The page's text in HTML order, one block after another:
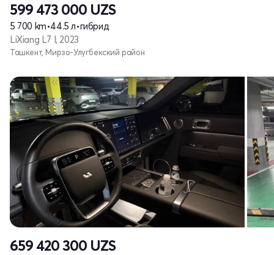
599 473 000 UZS
5 700 km•44.5 л•гибрид
LiXiang L7 I, 2023
Ташкент, Мирзо-Улугбекский район
659 420 300 UZS